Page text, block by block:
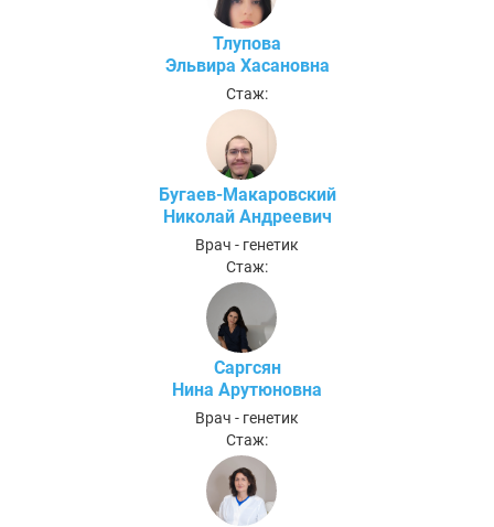
Тлупова
Эльвира Хасановна
Стаж:
Бугаев-Макаровский
Николай Андреевич
Врач - генетик
Стаж:
Саргсян
Нина Арутюновна
Врач - генетик
Стаж: